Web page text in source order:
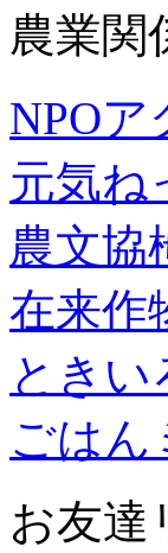
農業関
NPOア
元気ね
農文協
在来作
ときい
ごはん
お友達